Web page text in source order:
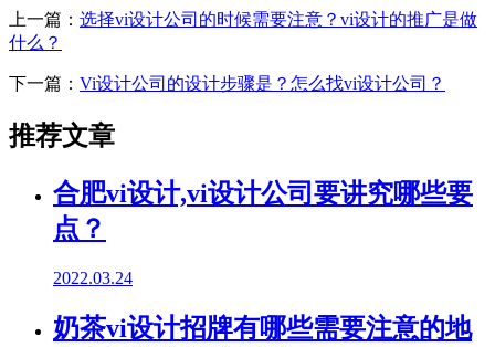
上一篇： 选择vi设计公司的时候需要注意？vi设计的推广是做
什么？
下一篇： Vi设计公司的设计步骤是？怎么找vi设计公司？
推荐文章
合肥vi设计,vi设计公司要讲究哪些要
点？
2022.03.24
奶茶vi设计招牌有哪些需要注意的地